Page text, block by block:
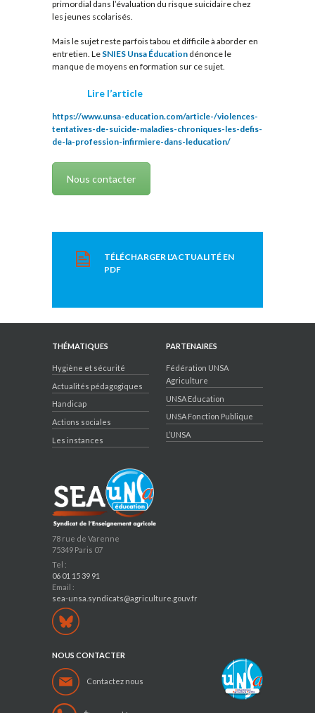
primordial dans l’évaluation du risque suicidaire chez
les jeunes scolarisés.
Mais le sujet reste parfois tabou et difficile à aborder en
entretien. Le SNIES Unsa Éducation dénonce le
manque de moyens en formation sur ce sujet.
Lire l’article
https://www.unsa-education.com/article-/violences-
tentatives-de-suicide-maladies-chroniques-les-defis-
de-la-profession-infirmiere-dans-leducation/
Nous contacter
TÉLÉCHARGER L'ACTUALITÉ EN
PDF
78 rue de Varenne
75349 Paris 07
Tel :
06 01 15 39 91
Email :
sea-unsa.syndicats@agriculture.gouv.fr
THÉMATIQUES
Hygiène et sécurité
Actualités pédagogiques
Handicap
Actions sociales
Les instances
PARTENAIRES
Fédération UNSA
Agriculture
UNSA Education
UNSA Fonction Publique
L’UNSA
NOUS CONTACTER
Contactez nous